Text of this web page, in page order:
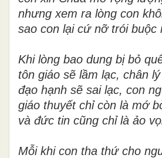
nhưng xem ra lòng con
sao con lại cứ nỡ trói buộc
Khi lòng bao dung bị bỏ
tôn giáo sẽ lầm lạc, chân
đạo hạnh sẽ sai lạc, con
giáo thuyết chỉ còn là mớ
và đức tin cũng chỉ là ảo
Mỗi khi con tha thứ cho